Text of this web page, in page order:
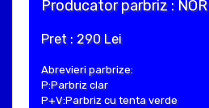
Producator parbriz :
Pret : 290 Lei
Abrevieri parbrize:
P:Parbriz clar
P+V:Parbriz cu tenta verde